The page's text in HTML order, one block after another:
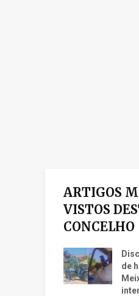
ARTIGOS
VISTOS
CONCELHO
de